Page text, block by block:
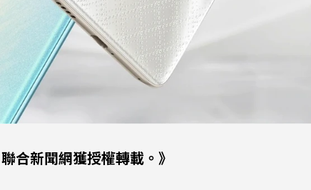
聯合新聞網獲授權轉載。》